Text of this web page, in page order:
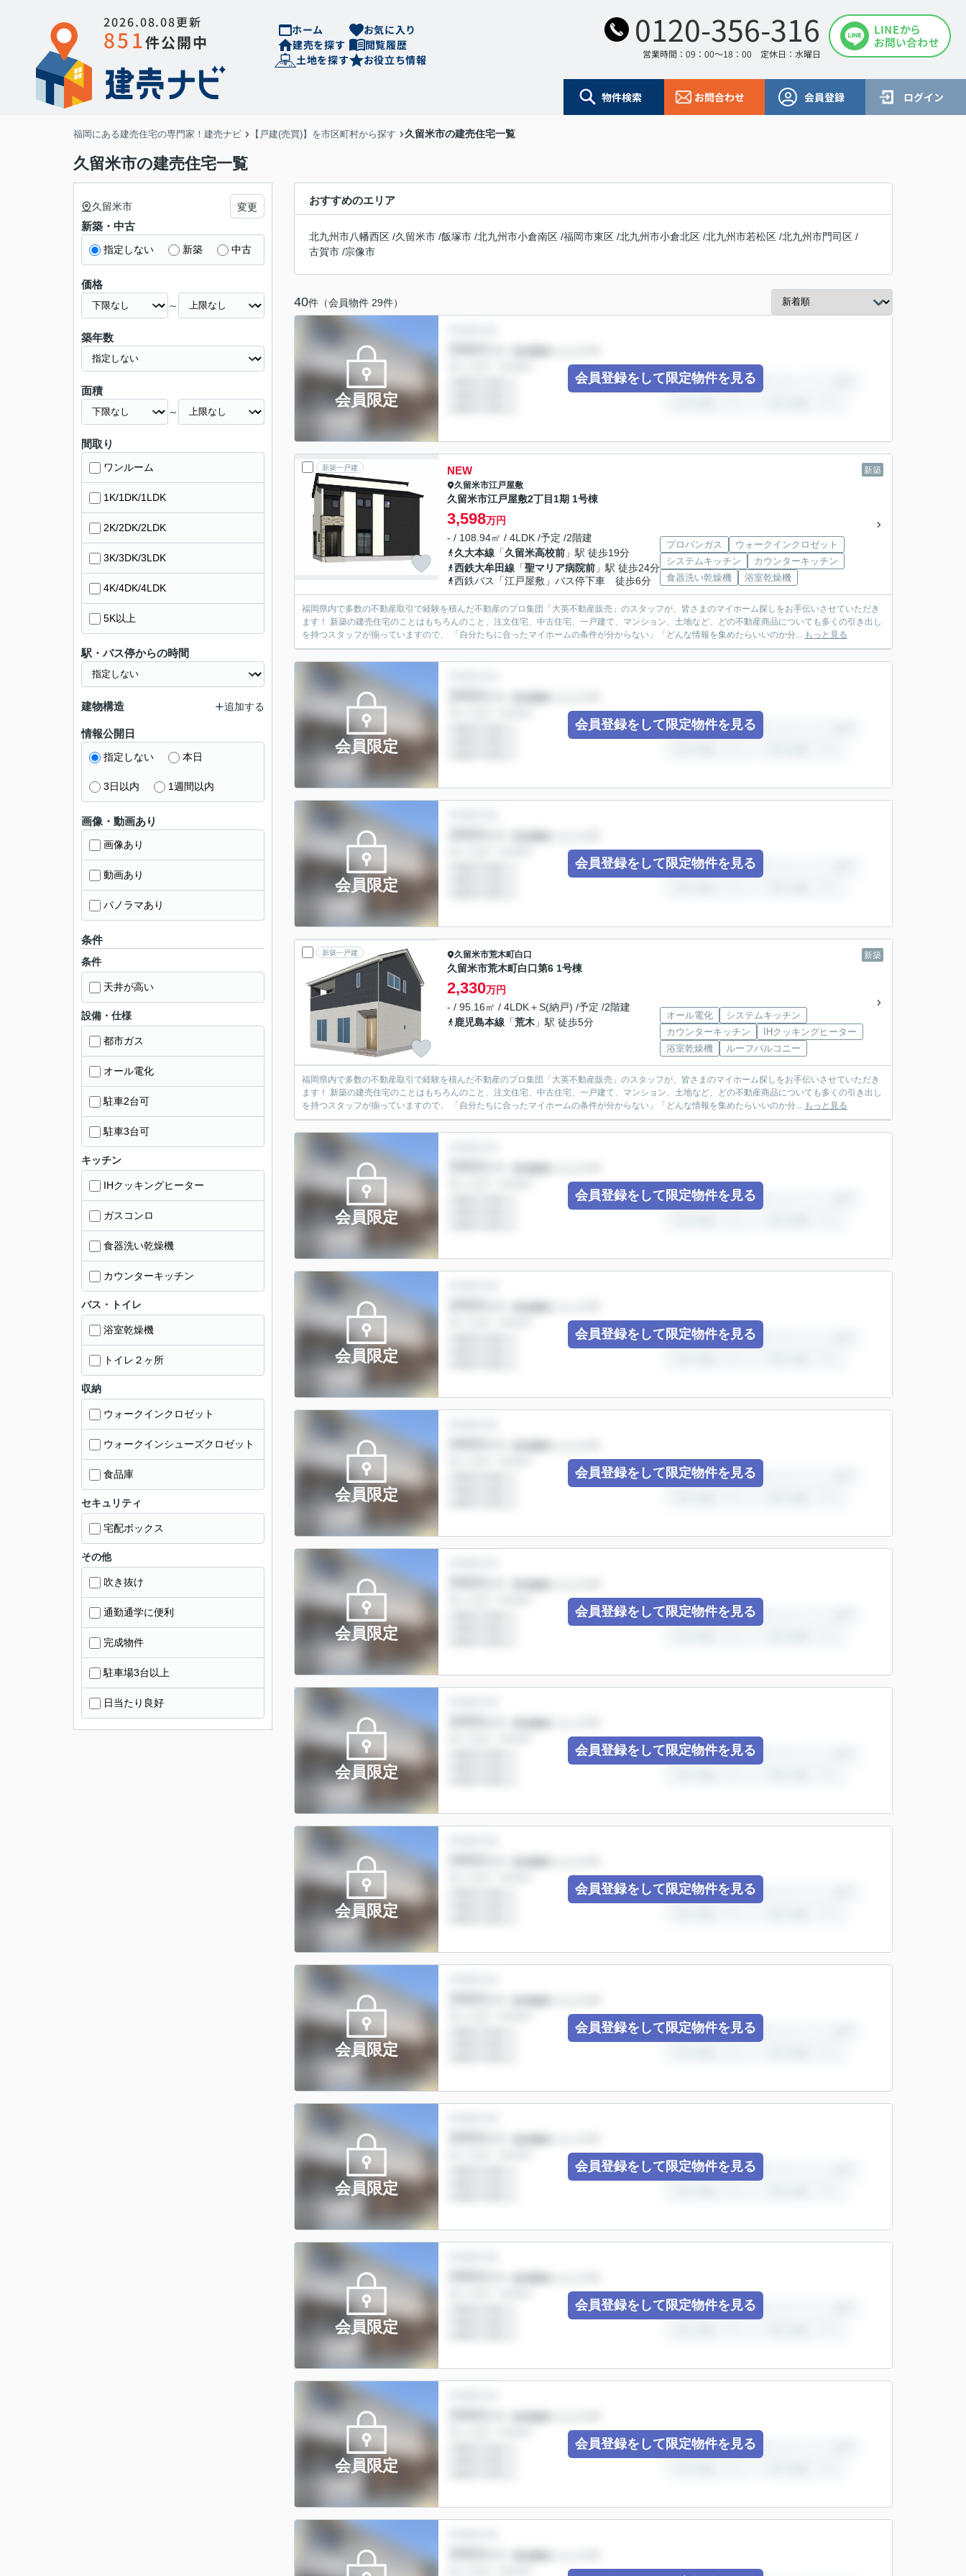
2026.08.08更新
851件公開中
ホーム
建売を探す
土地を探す
お気に入り
閲覧履歴
お役立ち情報
0120-356-316
営業時間：09：00～18：00 定休日：水曜日
物件検索 お問合わせ 会員登録 ログイン
福岡にある建売住宅の専門家！建売ナビ 【戸建(売買)】を市区町村から探す 久留米市の建売住宅一覧
久留米市の建売住宅一覧
おすすめのエリア
北九州市八幡西区 /久留米市 /飯塚市 /北九州市小倉南区 /福岡市東区 /北九州市小倉北区 /北九州市若松区 /北九州市門司区 /
古賀市 /宗像市
40件（会員物件 29件）
会員限定
会員登録をして限定物件を見る
新築一戸建 新築
NEW
久留米市江戸屋敷
久留米市江戸屋敷2丁目1期 1号棟
3,598万円
- / 108.94㎡ / 4LDK /予定 /2階建
久大本線 「久留米高校前 」駅 徒歩19分
西鉄大牟田線 「聖マリア病院前 」駅 徒歩24分
西鉄バス「江戸屋敷」バス停下車 徒歩6分
プロパンガス
ウォークインクロゼット
システムキッチン
カウンターキッチン
食器洗い乾燥機
浴室乾燥機
福岡県内で多数の不動産取引で経験を積んだ不動産のプロ集団「大英不動産販売」のスタッフが、皆さまのマイホーム探しをお手伝いさせていただき
ます！ 新築の建売住宅のことはもちろんのこと、注文住宅、中古住宅、一戸建て、マンション、土地など、どの不動産商品についても多くの引き出し
を持つスタッフが揃っていますので、 「自分たちに合ったマイホームの条件が分からない」「どんな情報を集めたらいいのか分... もっと見る
会員限定
会員登録をして限定物件を見る
会員限定
会員登録をして限定物件を見る
新築一戸建 新築
久留米市荒木町白口
久留米市荒木町白口第6 1号棟
2,330万円
- / 95.16㎡ / 4LDK＋S(納戸) /予定 /2階建
鹿児島本線 「荒木 」駅 徒歩5分
オール電化
システムキッチン
カウンターキッチン
IHクッキングヒーター
浴室乾燥機
ルーフバルコニー
福岡県内で多数の不動産取引で経験を積んだ不動産のプロ集団「大英不動産販売」のスタッフが、皆さまのマイホーム探しをお手伝いさせていただき
ます！ 新築の建売住宅のことはもちろんのこと、注文住宅、中古住宅、一戸建て、マンション、土地など、どの不動産商品についても多くの引き出し
を持つスタッフが揃っていますので、 「自分たちに合ったマイホームの条件が分からない」「どんな情報を集めたらいいのか分... もっと見る
会員限定
会員登録をして限定物件を見る
会員限定
会員登録をして限定物件を見る
会員限定
会員登録をして限定物件を見る
会員限定
会員登録をして限定物件を見る
会員限定
会員登録をして限定物件を見る
会員限定
会員登録をして限定物件を見る
会員限定
会員登録をして限定物件を見る
会員限定
会員登録をして限定物件を見る
会員限定
会員登録をして限定物件を見る
会員限定
会員登録をして限定物件を見る
久留米市 変更
新築・中古
指定しない 新築 中古
価格
～
築年数
面積
～
間取り
ワンルーム
1K/1DK/1LDK
2K/2DK/2LDK
3K/3DK/3LDK
4K/4DK/4LDK
5K以上
駅・バス停からの時間
建物構造 追加する
情報公開日
指定しない 本日
3日以内 1週間以内
画像・動画あり
画像あり
動画あり
パノラマあり
条件
条件
天井が高い
設備・仕様
都市ガス
オール電化
駐車2台可
駐車3台可
キッチン
IHクッキングヒーター
ガスコンロ
食器洗い乾燥機
カウンターキッチン
バス・トイレ
浴室乾燥機
トイレ２ヶ所
収納
ウォークインクロゼット
ウォークインシューズクロゼット
食品庫
セキュリティ
宅配ボックス
その他
吹き抜け
通勤通学に便利
完成物件
駐車場3台以上
日当たり良好